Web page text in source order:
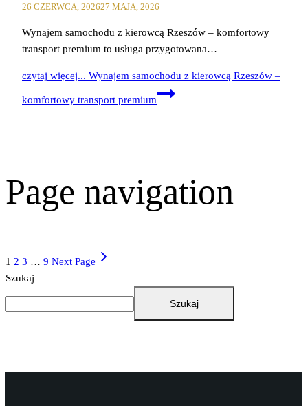
26 CZERWCA, 202627 MAJA, 2026
Wynajem samochodu z kierowcą Rzeszów – komfortowy
transport premium to usługa przygotowana…
czytaj więcej... Wynajem samochodu z kierowcą Rzeszów –
komfortowy transport premium
Page navigation
1 2 3 … 9 Next Page
Szukaj
Szukaj